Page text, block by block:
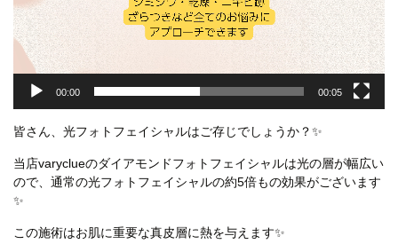
00:00 00:05
皆さん、光フォトフェイシャルはご存じでしょうか？✨
当店varyclueのダイアモンドフォトフェイシャルは光の層が幅広い
ので、通常の光フォトフェイシャルの約5倍もの効果がございます
✨
この施術はお肌に重要な真皮層に熱を与えます✨